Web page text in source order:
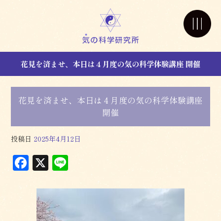
花見を済ませ、本日は４月度の気の科学体験講座 開催
花見を済ませ、本日は４月度の気の科学体験講座
開催
投稿日 2025年4月12日
F
c
e
X
e